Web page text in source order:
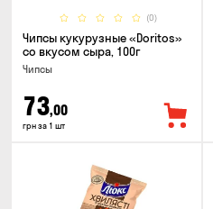
(0)
Чипсы кукурузные «Doritos»
со вкусом сыра, 100г
Чипсы
73,00
грн за 1 шт